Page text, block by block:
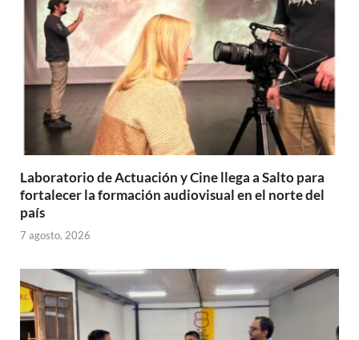
Laboratorio de Actuación y Cine llega a Salto para
fortalecer la formación audiovisual en el norte del
país
7 agosto, 2026